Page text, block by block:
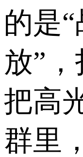
的是
放”
把高
群里